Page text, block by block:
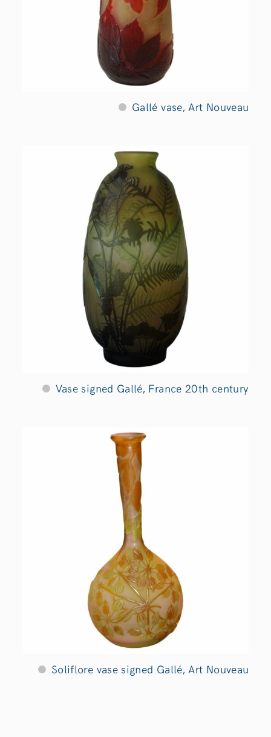
Gallé vase, Art Nouveau
Vase signed Gallé, France 20th century
Soliflore vase signed Gallé, Art Nouveau